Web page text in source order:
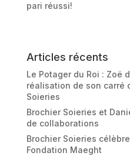
pari réussi!
Articles récents
Le Potager du Roi : Zoë
réalisation de son carré
Soieries
Brochier Soieries et
de collaborations
Brochier Soieries
Fondation Maeght